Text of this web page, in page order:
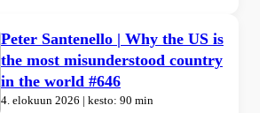
Peter Santenello | Why the US is
the most misunderstood country
in the world #646
4. elokuun 2026 | kesto: 90 min